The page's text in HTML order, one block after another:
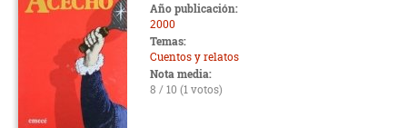
Año publicación:
2000
Temas:
Cuentos y relatos
Nota media:
8 / 10 (1 votos)